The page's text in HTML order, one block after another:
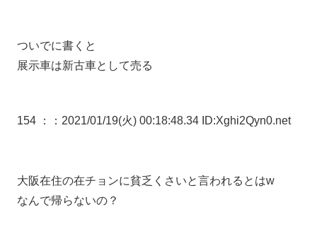
ついでに書くと
展示車は新古車として売る
154 ： ：2021/01/19(火) 00:18:48.34 ID:Xghi2Qyn0.net
大阪在住の在チョンに貧乏くさいと言われるとはw
なんで帰らないの？